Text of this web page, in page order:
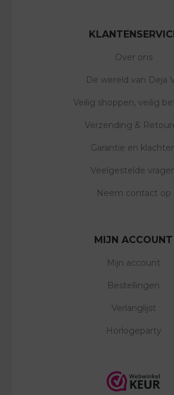
Over ons
De wereld van Deja
Veilig shoppen, veilig
Verzending &
Garantie en
Veelgestelde
Neem contact op
MIJN ACCOUNT
Mijn account
Bestellingen
Verlanglijst
Horlogeparty